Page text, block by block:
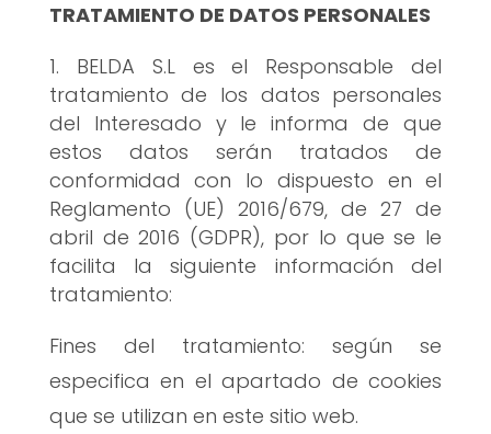
TRATAMIENTO DE DATOS PERSONALES
BELDA S.L es el Responsable del
tratamiento de los datos personales
del Interesado y le informa de que
estos datos serán tratados de
conformidad con lo dispuesto en el
Reglamento (UE) 2016/679, de 27 de
abril de 2016 (GDPR), por lo que se le
facilita la siguiente información del
tratamiento:
Fines del tratamiento: según se
especifica en el apartado de cookies
que se utilizan en este sitio web.